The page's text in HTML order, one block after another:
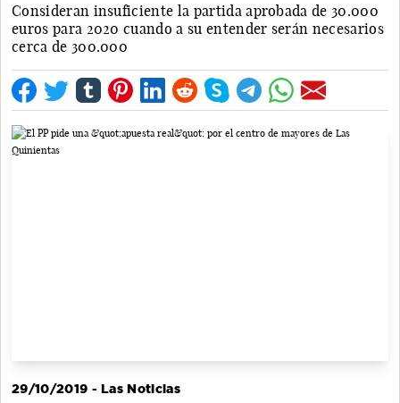
Consideran insuficiente la partida aprobada de 30.000
euros para 2020 cuando a su entender serán necesarios
cerca de 300.000
29/10/2019 - Las Noticias